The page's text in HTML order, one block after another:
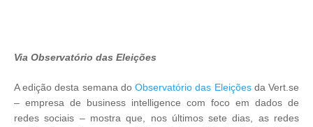
Via Observatório das Eleições
A edição desta semana doObservatório das Eleiçõesda Vert.se
– empresa de business intelligence com foco em dados de
redes sociais – mostra que, nos últimos sete dias, as redes